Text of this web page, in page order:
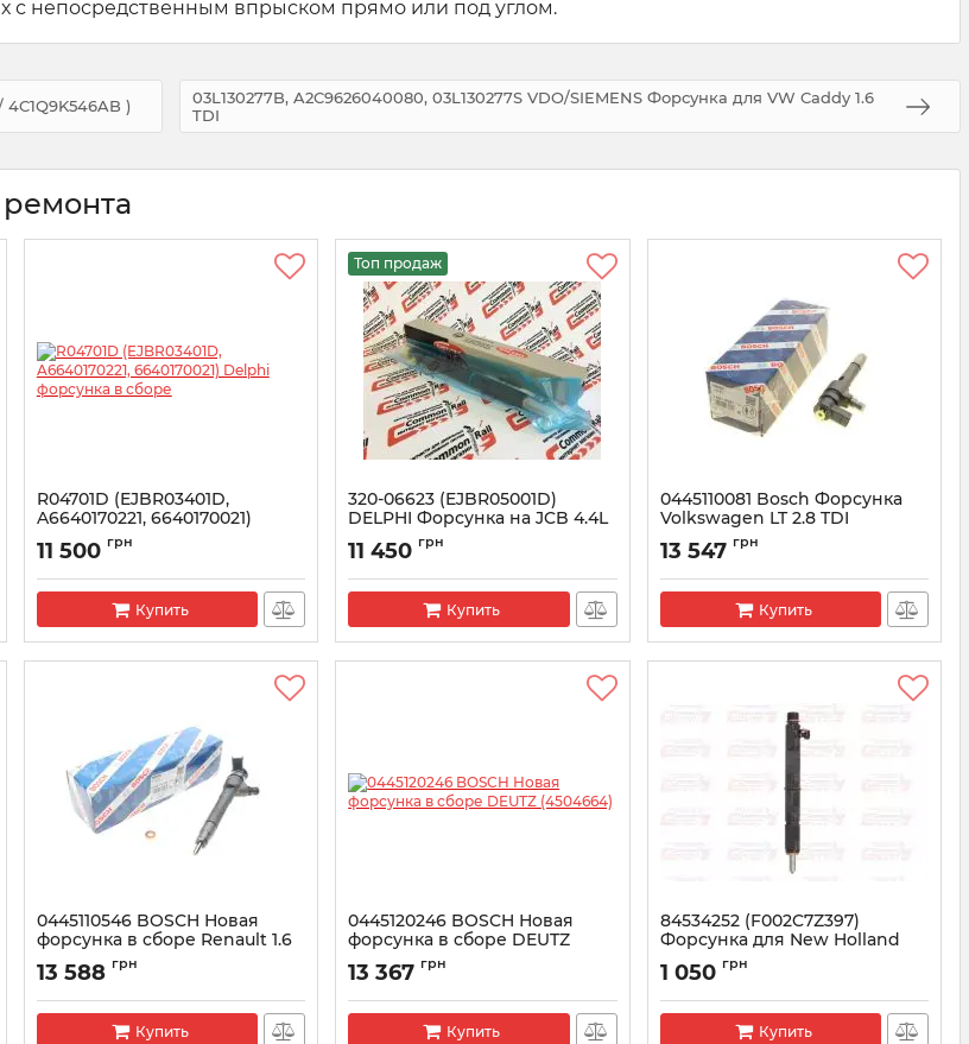
с непосредственным впрыском прямо или под углом.
)
03L130277B, A2C9626040080, 03L130277S VDO/SIEMENS Форсунка для VW Caddy 1.6
TDI
R04701D (EJBR03401D,
A6640170221, 6640170021)
Delphi форсунка в сборе
Артикул:
11 500 грн
Купить
Топ продаж
320-06623 (EJBR05001D)
DELPHI Форсунка на JCB 4.4L
Артикул: R05001D
11 450 грн
Купить
0445110081 Bosсh Форсунка
Volkswagen LT 2.8 TDI
(062130201)
Артикул:
13 547 грн
Купить
0445110546 BOSCH Новая
форсунка в сборе Renault 1.6
Артикул: 0445110546
13 588 грн
Купить
0445120246 BOSCH Новая
форсунка в сборе DEUTZ
(4504664)
Артикул:
13 367 грн
Купить
84534252 (F002C7Z397)
Форсунка для New Holland
Артикул:
1 050 грн
Купить